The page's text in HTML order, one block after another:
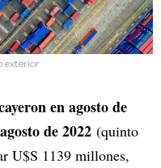
exterior
en agosto de
de 2022 (quinto
U$S 1139 millones,